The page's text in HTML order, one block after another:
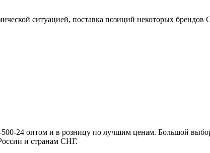
ситуацией, поставка позиций некоторых
24 оптом и в розницу по лучшим ценам. Большой
и странам СНГ.